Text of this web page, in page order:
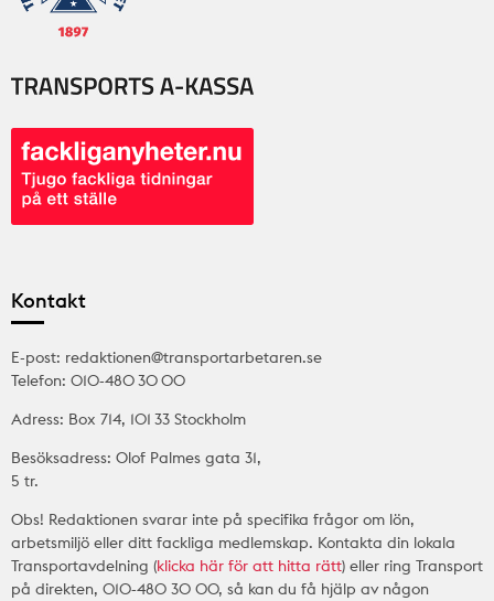
Kontakt
E-post: redaktionen@transportarbetaren.se
Telefon: 010-480 30 00
Adress: Box 714, 101 33 Stockholm
Besöksadress: Olof Palmes gata 31,
5 tr.
Obs! Redaktionen svarar inte på specifika frågor om lön,
arbetsmiljö eller ditt fackliga medlemskap. Kontakta din lokala
Transportavdelning (klicka här för att hitta rätt) eller ring Transport
på direkten, 010-480 30 00, så kan du få hjälp av någon